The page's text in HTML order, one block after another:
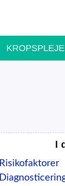
KROPSPLEJE
I
Risikofaktorer